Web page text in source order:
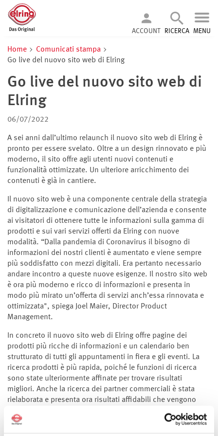
ACCOUNT RICERCA MENU
Home
Comunicati stampa
Go live del nuovo sito web di Elring
Go live del nuovo sito web di
Elring
06/07/2022
A sei anni dall’ultimo relaunch il nuovo sito web di Elring è
pronto per essere svelato. Oltre a un design rinnovato e più
moderno, il sito offre agli utenti nuovi contenuti e
funzionalità ottimizzate. Un ulteriore arricchimento dei
contenuti è già in cantiere.
Il nuovo sito web è una componente centrale della strategia
di digitalizzazione e comunicazione dell’azienda e consente
ai visitatori di ottenere tutte le informazioni sulla gamma di
prodotti e sui vari servizi offerti da Elring con nuove
modalità. “Dalla pandemia di Coronavirus il bisogno di
informazioni dei nostri clienti è aumentato e viene sempre
più soddisfatto con mezzi digitali. Era pertanto necessario
andare incontro a queste nuove esigenze. Il nostro sito web
è ora più moderno e ricco di informazioni e presenta in
modo più mirato un’offerta di servizi anch’essa rinnovata e
ottimizzata", spiega Joel Maier, Director Product
Management.
In concreto il nuovo sito web di Elring offre pagine dei
prodotti più ricche di informazioni e un calendario ben
strutturato di tutti gli appuntamenti in fiera e gli eventi. La
ricerca prodotti è più rapida, poiché le funzioni di ricerca
sono state ulteriormente affinate per trovare risultati
migliori. Anche la ricerca dei partner commerciali è stata
rielaborata e presenta ora risultati affidabili che vengono
pagine web. Inoltre la Ering Akademie è ora integrata nel sito
web con un proprio dashboard, il quale consente di